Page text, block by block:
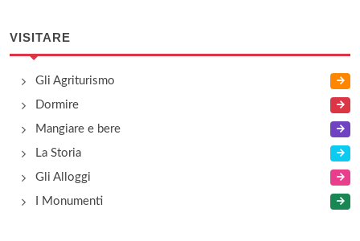
VISITARE
Gli Agriturismo
Dormire
Mangiare e bere
La Storia
Gli Alloggi
I Monumenti